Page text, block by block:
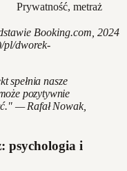
Prywatność, metraż
Booking.com, 2024
pl/dworek-
spełnia nasze
pozytywnie
— Rafał Nowak,
psychologia i